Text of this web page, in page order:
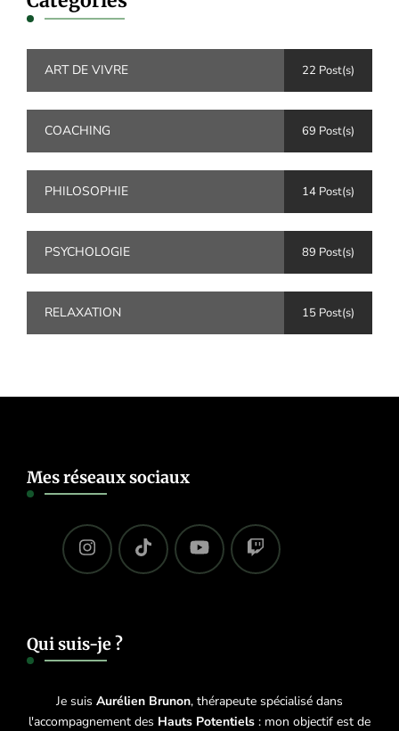
ART DE VIVRE 22 Post(s)
COACHING 69 Post(s)
PHILOSOPHIE 14 Post(s)
PSYCHOLOGIE 89 Post(s)
RELAXATION 15 Post(s)
Mes réseaux sociaux
Qui suis-je ?
Je suis Aurélien Brunon, thérapeute spécialisé dans
l'accompagnement des Hauts Potentiels : mon objectif est de